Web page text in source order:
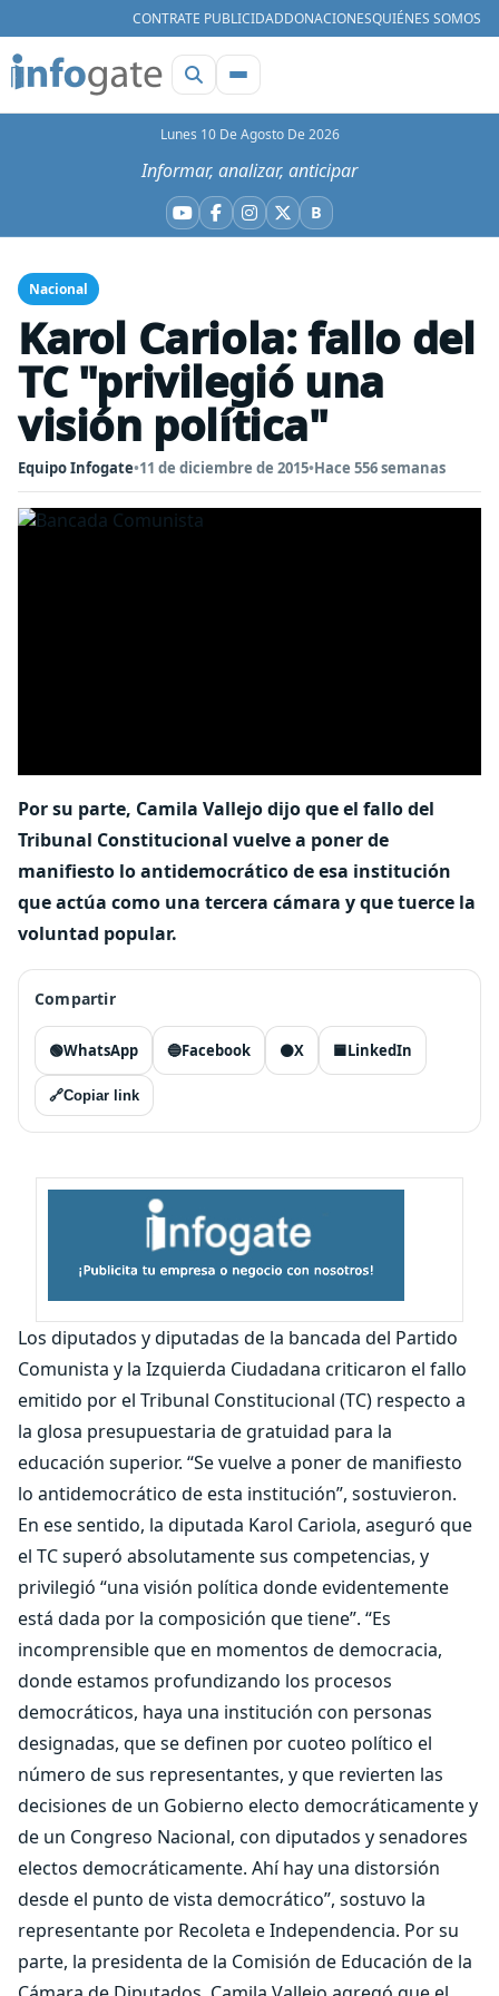
CONTRATE PUBLICIDADDONACIONESQUIÉNES SOMOS
Lunes 10 De Agosto De 2026
Informar, analizar, anticipar
YouTube
Facebook
Instagram
X BBluesky
Nacional
Karol Cariola: fallo del
TC "privilegió una
visión política"
Equipo Infogate•11 de diciembre de 2015•Hace 556 semanas
Por su parte, Camila Vallejo dijo que el fallo del
Tribunal Constitucional vuelve a poner de
manifiesto lo antidemocrático de esa institución
que actúa como una tercera cámara y que tuerce la
voluntad popular.
Compartir
🟢WhatsApp 🔵Facebook ⚫X 🟦LinkedIn
🔗Copiar link
Los diputados y diputadas de la bancada del Partido
Comunista y la Izquierda Ciudadana criticaron el fallo
emitido por el Tribunal Constitucional (TC) respecto a
la glosa presupuestaria de gratuidad para la
educación superior. “Se vuelve a poner de manifiesto
lo antidemocrático de esta institución”, sostuvieron.
En ese sentido, la diputada Karol Cariola, aseguró que
el TC superó absolutamente sus competencias, y
privilegió “una visión política donde evidentemente
está dada por la composición que tiene”. “Es
incomprensible que en momentos de democracia,
donde estamos profundizando los procesos
democráticos, haya una institución con personas
designadas, que se definen por cuoteo político el
número de sus representantes, y que revierten las
decisiones de un Gobierno electo democráticamente y
de un Congreso Nacional, con diputados y senadores
electos democráticamente. Ahí hay una distorsión
desde el punto de vista democrático”, sostuvo la
representante por Recoleta e Independencia. Por su
parte, la presidenta de la Comisión de Educación de la